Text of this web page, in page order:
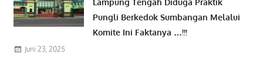
Lampung Tengah Diduga Praktik
Pungli Berkedok Sumbangan Melalui
Komite Ini Faktanya …!!!
Juni 23, 2025